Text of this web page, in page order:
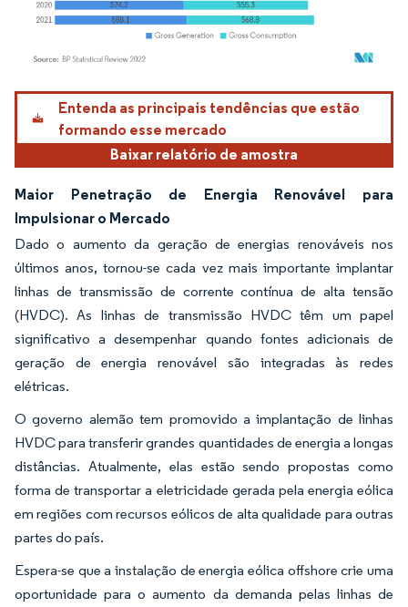
Imagem © Mordor Intelligence. O reuso requer atribuição conforme CC BY 4.0.
Entenda as principais tendências que estão
formando esse mercado
Baixar relatório de amostra
Maior Penetração de Energia Renovável para
Impulsionar o Mercado
Dado o aumento da geração de energias renováveis nos
últimos anos, tornou-se cada vez mais importante implantar
linhas de transmissão de corrente contínua de alta tensão
(HVDC). As linhas de transmissão HVDC têm um papel
significativo a desempenhar quando fontes adicionais de
geração de energia renovável são integradas às redes
elétricas.
O governo alemão tem promovido a implantação de linhas
HVDC para transferir grandes quantidades de energia a longas
distâncias. Atualmente, elas estão sendo propostas como
forma de transportar a eletricidade gerada pela energia eólica
em regiões com recursos eólicos de alta qualidade para outras
partes do país.
Espera-se que a instalação de energia eólica offshore crie uma
oportunidade para o aumento da demanda pelas linhas de